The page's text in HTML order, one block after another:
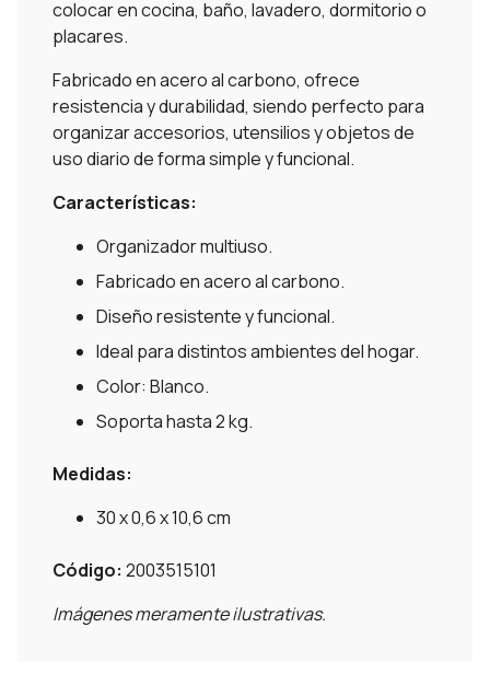
colocar en cocina, baño, lavadero, dormitorio o
placares.
Fabricado en acero al carbono, ofrece
resistencia y durabilidad, siendo perfecto para
organizar accesorios, utensilios y objetos de
uso diario de forma simple y funcional.
Características:
Organizador multiuso.
Fabricado en acero al carbono.
Diseño resistente y funcional.
Ideal para distintos ambientes del hogar.
Color: Blanco.
Soporta hasta 2 kg.
Medidas:
30 x 0,6 x 10,6 cm
Código: 2003515101
Imágenes meramente ilustrativas.